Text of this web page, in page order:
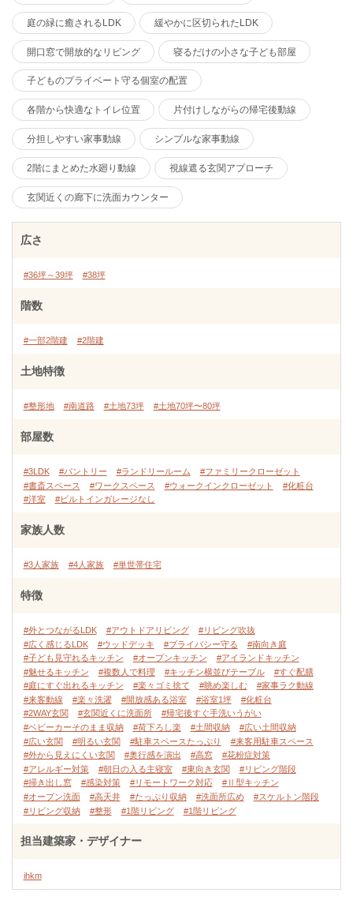
庭の緑に癒されるLDK 緩やかに区切られたLDK
開口窓で開放的なリビング 寝るだけの小さな子ども部屋
子どものプライベート守る個室の配置
各階から快適なトイレ位置 片付けしながらの帰宅後動線
分担しやすい家事動線 シンプルな家事動線
2階にまとめた水廻り動線 視線遮る玄関アプローチ
玄関近くの廊下に洗面カウンター
広さ
#36坪～39坪 #38坪
階数
#一部2階建 #2階建
土地特徴
#整形地 #南道路 #土地73坪 #土地70坪〜80坪
部屋数
#3LDK #パントリー #ランドリールーム
#ファミリークローゼット
#書斎スペース
#ワークスペース #ウォークインクローゼット
#化粧台
#洋室
#ビルトインガレージなし
家族人数
#3人家族 #4人家族 #単世帯住宅
特徴
#外とつながるLDK #アウトドアリビング
#リビング吹抜
#広く感じるLDK
#ウッドデッキ #プライバシー守る
#南向き庭
#子ども見守れるキッチン
#オープンキッチン
#アイランドキッチン
#魅せるキッチン
#複数人で料理 #キッチン横並びテーブル
#すぐ配膳
#庭にすぐ出れるキッチン
#楽々ゴミ捨て #眺め楽しむ
#家事ラク動線
#来客動線
#楽々洗濯 #開放感ある浴室 #浴室1坪
#化粧台
#2WAY玄関
#玄関近くに洗面所
#帰宅後すぐ手洗いうがい
#ベビーカーそのまま収納
#荷下ろし楽 #土間収納
#広い土間収納
#広い玄関
#明るい玄関 #駐車スペースたっぷり
#来客用駐車スペース
#外から見えにくい玄関
#奥行感を演出 #高窓
#花粉症対策
#アレルギー対策
#朝日の入る主寝室 #東向き玄関
#リビング階段
#掃き出し窓
#感染対策 #リモートワーク対応
#Ⅱ型キッチン
#オープン洗面
#高天井 #たっぷり収納 #洗面所広め
#スケルトン階段
#リビング収納
#整形 #1階リビング #1階リビング
担当建築家・デザイナー
ihkm